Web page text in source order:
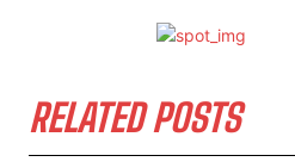
RELATED POSTS